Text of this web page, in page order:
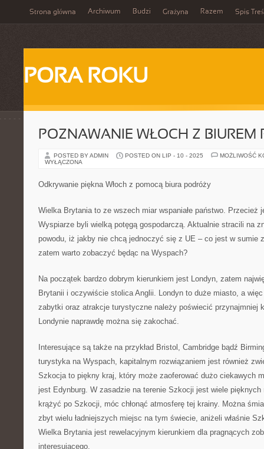
Strona główna Archiwum Budzi Grażyna Razem Spis
PORA ROKU
POZNAWANIE WŁOCH Z BIUREM
POSTED BY ADMIN POSTED ON LIP - 10 - 2025
MOŻLIWOŚĆ
WYŁĄCZONA
Odkrywanie piękna Włoch z pomocą biura podróży
Wielka Brytania to ze wszech miar wspaniałe państwo. Przecież
Wyspiarze byli wielką potęgą gospodarczą. Aktualnie stracili na
powodu, iż jakby nie chcą jednoczyć się z UE – co jest w sumie
zatem warto zobaczyć będąc na Wyspach?
Na początek bardzo dobrym kierunkiem jest Londyn, zatem
Brytanii i oczywiście stolica Anglii. Londyn to duże miasto, a
zabytki oraz atrakcje turystyczne należy poświecić przynajmniej
Londynie naprawdę można się zakochać.
Interesujące są także na przykład Bristol, Cambridge bądź
turystyka na Wyspach, kapitalnym rozwiązaniem jest również
Szkocja to piękny kraj, który może zaoferować dużo ciekawych
jest Edynburg. W zasadzie na terenie Szkocji jest wiele
krążyć po Szkocji, móc chłonąć atmosferę tej krainy. Można
zbyt wielu ładniejszych miejsc na tym świecie, aniżeli właśnie
Wielka Brytania jest rewelacyjnym kierunkiem dla pragnących
interesującego.